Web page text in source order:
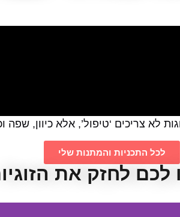
לא צריכים ‘טיפול’, אלא כיוון,
לכל התכניות והמתנות שלי
לכם לחזק את